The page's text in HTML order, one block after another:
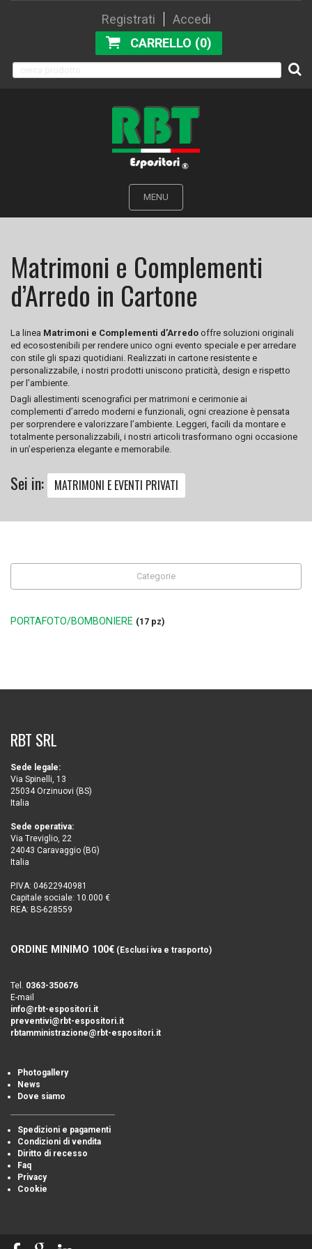
Registrati
Accedi
CARRELLO (0)
MENU
Matrimoni e Complementi
d’Arredo in Cartone
La linea Matrimoni e Complementi d’Arredo offre soluzioni originali
ed ecosostenibili per rendere unico ogni evento speciale e per arredare
con stile gli spazi quotidiani. Realizzati in cartone resistente e
personalizzabile, i nostri prodotti uniscono praticità, design e rispetto
per l’ambiente.
Dagli allestimenti scenografici per matrimoni e cerimonie ai
complementi d’arredo moderni e funzionali, ogni creazione è pensata
per sorprendere e valorizzare l’ambiente. Leggeri, facili da montare e
totalmente personalizzabili, i nostri articoli trasformano ogni occasione
in un’esperienza elegante e memorabile.
Sei in: MATRIMONI E EVENTI PRIVATI
Categorie
PORTAFOTO/BOMBONIERE (17 pz)
RBT SRL
Sede legale:
Via Spinelli, 13
25034 Orzinuovi (BS)
Italia
Sede operativa:
Via Treviglio, 22
24043 Caravaggio (BG)
Italia
P.IVA: 04622940981
Capitale sociale: 10.000 €
REA: BS-628559
ORDINE MINIMO 100€ (Esclusi iva e trasporto)
Tel. 0363-350676
E-mail
info@rbt-espositori.it
preventivi@rbt-espositori.it
rbtamministrazione@rbt-espositori.it
Photogallery
News
Dove siamo
Spedizioni e pagamenti
Condizioni di vendita
Diritto di recesso
Faq
Privacy
Cookie